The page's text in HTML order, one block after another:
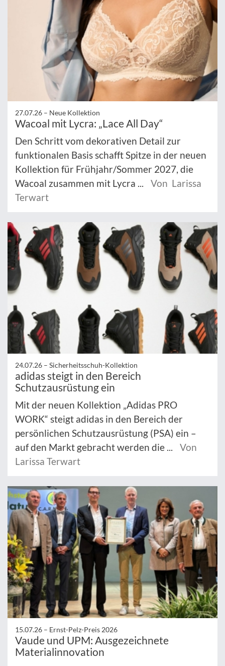
27.07.26 – Neue Kollektion
Wacoal mit Lycra: „Lace All Day“
Den Schritt vom dekorativen Detail zur
funktionalen Basis schafft Spitze in der neuen
Kollektion für Frühjahr/Sommer 2027, die
Wacoal zusammen mit Lycra ...
Von Larissa
Terwart
24.07.26 – Sicherheitsschuh-Kollektion
adidas steigt in den Bereich
Schutzausrüstung ein
Mit der neuen Kollektion „Adidas PRO
WORK“ steigt adidas in den Bereich der
persönlichen Schutzausrüstung (PSA) ein –
auf den Markt gebracht werden die ...
Von
Larissa Terwart
15.07.26 – Ernst-Pelz-Preis 2026
Vaude und UPM: Ausgezeichnete
Materialinnovation